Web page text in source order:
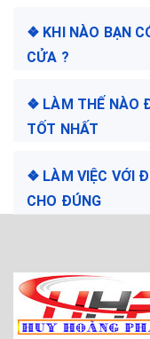
❖ KHI NÀO BẠN
CỬA ?
❖ LÀM THẾ NÀO
TỐT NHẤT
❖ LÀM VIỆC VỚI
CHO ĐÚNG